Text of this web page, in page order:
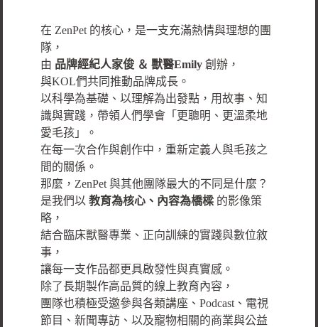
在 ZenPet 的核心，是一支充滿熱情與理想的團
隊，
由 品牌經紀人家俊 ＆ 獸醫Emily創辦，
與KOL們共同推動品牌成長。
以科學為基礎、以理解為出發點，用故事、知
識與實踐，帶領人們學會「更聰明、更溫柔地
愛毛孩」。
在每一次合作與創作中，重新定義人與毛孩之
間的關係。
那麼，ZenPet 與其他團隊最大的不同是什麼？
是我們以 教育為核心、內容為橋樑的影像策
略，
結合臨床獸醫專業、正向訓練的實踐與數位敘
事，
讓每一支作品都更具啟發性與真實感。
除了長期製作高品質的線上教育內容，
團隊也積極受邀參與各類講座、Podcast、電視
節目、新聞專訪、以及寵物相關的商業與公益